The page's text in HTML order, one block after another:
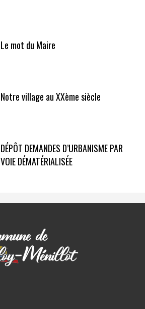
Le mot du Maire
Notre village au XXème siècle
DÉPÔT DEMANDES D’URBANISME PAR
VOIE DÉMATÉRIALISÉE